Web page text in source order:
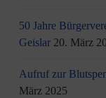
50 Jahre
Geislar 20. März
Aufruf zur
März 2025